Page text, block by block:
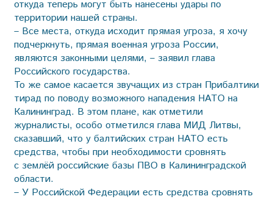
откуда теперь могут быть нанесены удары по
территории нашей страны.
– Все места, откуда исходит прямая угроза, я хочу
подчеркнуть, прямая военная угроза России,
являются законными целями, – заявил глава
Российского государства.
То же самое касается звучащих из стран Прибалтики
тирад по поводу возможного нападения НАТО на
Калининград. В этом плане, как отметили
журналисты, особо отметился глава МИД Литвы,
сказавший, что у балтийских стран НАТО есть
средства, чтобы при необходимости сровнять
с землёй российские базы ПВО в Калининградской
области.
– У Российской Федерации есть средства сровнять